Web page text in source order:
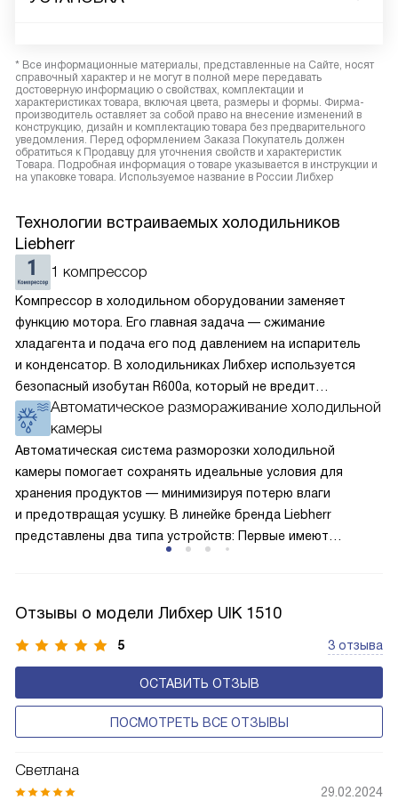
* Все информационные материалы, представленные на Сайте, носят
справочный характер и не могут в полной мере передавать
достоверную информацию о свойствах, комплектации и
характеристиках товара, включая цвета, размеры и формы. Фирма-
производитель оставляет за собой право на внесение изменений в
конструкцию, дизайн и комплектацию товара без предварительного
уведомления. Перед оформлением Заказа Покупатель должен
обратиться к Продавцу для уточнения свойств и характеристик
Товара. Подробная информация о товаре указывается в инструкции и
на упаковке товара. Используемое название в России Либхер
Технологии встраиваемых холодильников
Liebherr
1 компрессор
Компрессор в холодильном оборудовании заменяет
функцию мотора. Его главная задача — сжимание
хладагента и подача его под давлением на испаритель
и конденсатор. В холодильниках Либхер используется
безопасный изобутан R600a, который не вредит
окружающей среде. Компрессор перегоняет его
по охладительному контуру по принципу насоса. Чем
лучше работает «мотор» прибора, тем качественнее
и быстрее происходит охлаждение, затрачивается
меньше электроэнергии.
Автоматическое размораживание холодильной
камеры
Автоматическая система разморозки холодильной
камеры помогает сохранять идеальные условия для
хранения продуктов — минимизируя потерю влаги
и предотвращая усушку. В линейке бренда Liebherr
представлены два типа устройств: Первые имеют
с панелью, выполняющей функцию «сухой стенки». Такие
устройства обеспечивают более комфортную
эксплуатацию и чаще всего оснащены нулевой зоной
свежести BioFresh 0°C. Они встречаются в сериях Plus,
Prime и Peak.
Отзывы о модели Либхер UIK 1510
5 3 отзыва
ОСТАВИТЬ ОТЗЫВ
ПОСМОТРЕТЬ ВСЕ ОТЗЫВЫ
Светлана
29.02.2024